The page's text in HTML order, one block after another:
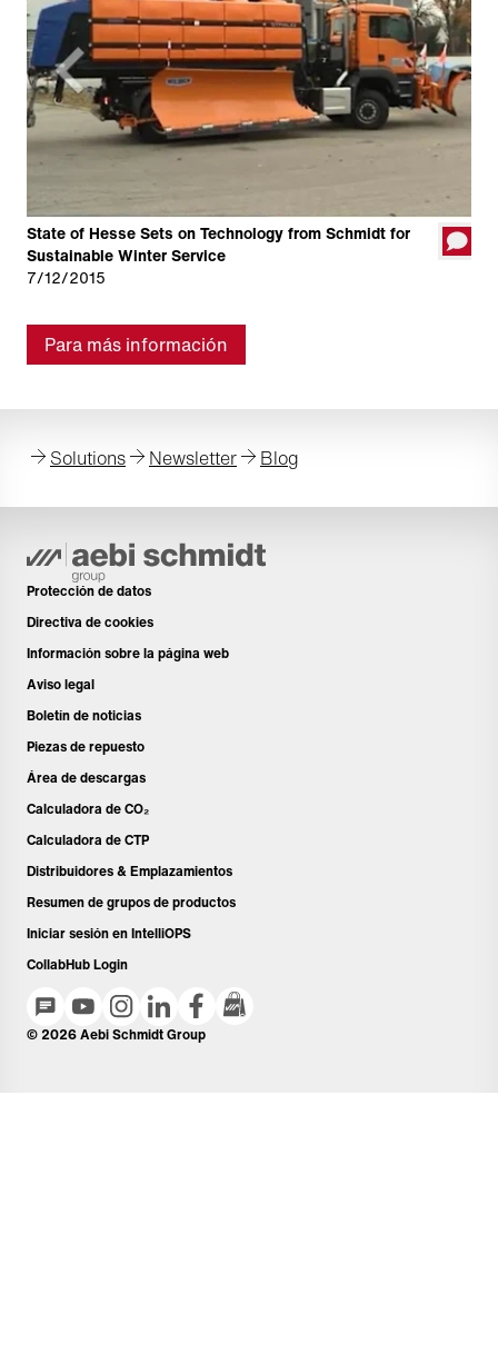
State of Hesse Sets on Technology from Schmidt for
Sustainable Winter Service
7/12/2015
Para más información
Solutions Newsletter Blog
Protección de datos
Directiva de cookies
Información sobre la página web
Aviso legal
Boletín de noticias
Piezas de repuesto
Área de descargas
Calculadora de CO₂
Calculadora de CTP
Distribuidores & Emplazamientos
Resumen de grupos de productos
Iniciar sesión en IntelliOPS
CollabHub Login
© 2026 Aebi Schmidt Group